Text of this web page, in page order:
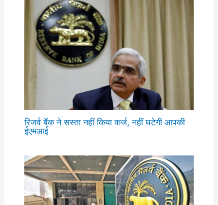
रिजर्व बैंक ने सस्ता नहीं किया कर्ज, नहीं घटेगी आपकी
ईएमआई